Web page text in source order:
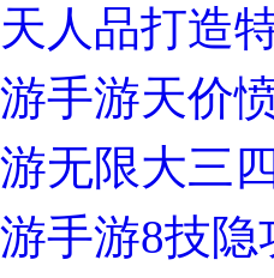
人品打造
手游天价
无限大三
手游8技隐